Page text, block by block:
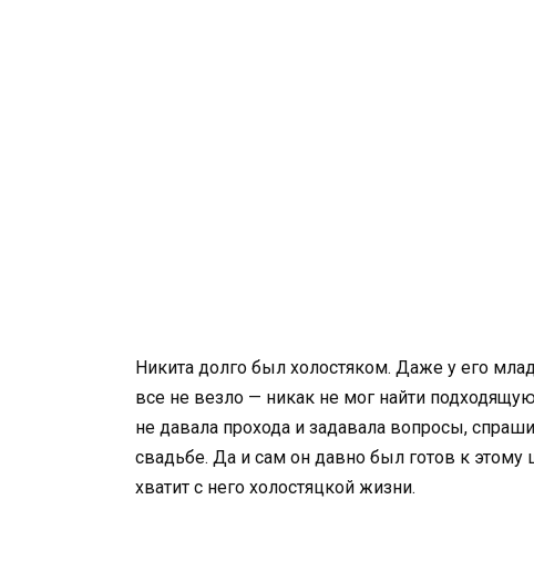
Никита долго был холостяком. Даже у его
все не везло — никак не мог найти
не давала прохода и задавала вопросы,
свадьбе. Да и сам он давно был готов к этому
хватит с него холостяцкой жизни.